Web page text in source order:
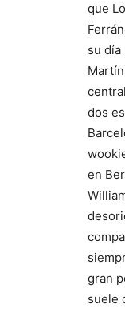
que
su día
dos
en
gran
suele